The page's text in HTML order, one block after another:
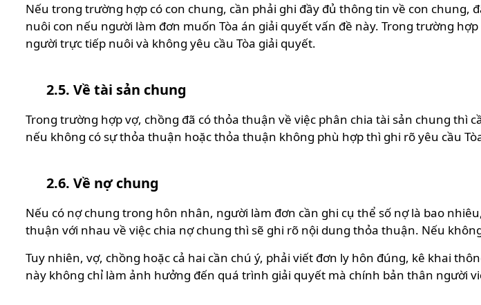
Nếu trong trường hợp có con chung, cần phải ghi đầy đủ thông tin về con chung,
nuôi con nếu người làm đơn muốn Tòa án giải quyết vấn đề này. Trong trường
người trực tiếp nuôi và không yêu cầu Tòa giải quyết.
2.5. Về tài sản chung
Trong trường hợp vợ, chồng đã có thỏa thuận về việc phân chia tài sản chung thì
nếu không có sự thỏa thuận hoặc thỏa thuận không phù hợp thì ghi rõ yêu cầu
2.6. Về nợ chung
Nếu có nợ chung trong hôn nhân, người làm đơn cần ghi cụ thể số nợ là bao
thuận với nhau về việc chia nợ chung thì sẽ ghi rõ nội dung thỏa thuận. Nếu
Tuy nhiên, vợ, chồng hoặc cả hai cần chú ý, phải viết đơn ly hôn đúng, kê khai
này không chỉ làm ảnh hưởng đến quá trình giải quyết mà chính bản thân người